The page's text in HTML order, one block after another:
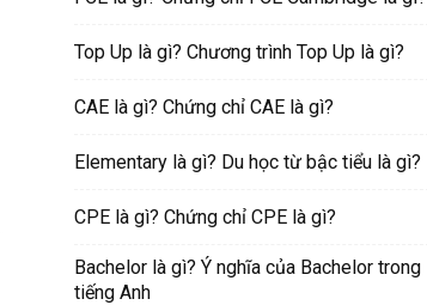
Top Up là gì? Chương trình Top Up là gì?
CAE là gì? Chứng chỉ CAE là gì?
Elementary là gì? Du học từ bậc tiểu là gì?
CPE là gì? Chứng chỉ CPE là gì?
Bachelor là gì? Ý nghĩa của Bachelor trong
tiếng Anh